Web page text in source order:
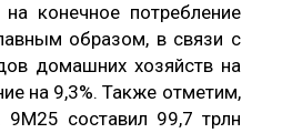
конечное потребление
образом, в связи с
домашних хозяйств на
на 9,3%. Также отметим,
составил 99,7 трлн